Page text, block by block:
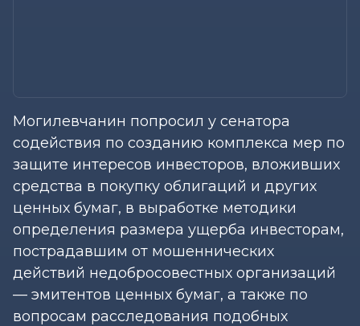
Могилевчанин попросил у сенатора
содействия по созданию комплекса мер по
защите интересов инвесторов, вложивших
средства в покупку облигаций и других
ценных бумаг, в выработке методики
определения размера ущерба инвесторам,
пострадавшим от мошеннических
действий недобросовестных организаций
— эмитентов ценных бумаг, а также по
вопросам расследования подобных